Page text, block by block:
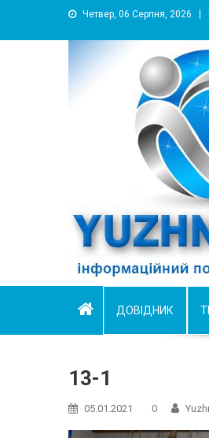
Четвер, 06 Серпня, 2026
информационный
ДОВІДНИК
13-1
05.01.2021 0